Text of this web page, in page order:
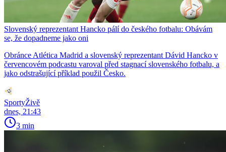
Slovenský reprezentant Hancko pálí do českého fotbalu: Obávám
se, že dopadneme jako oni
Obránce Atlética Madrid a slovenský reprezentant Dávid Hancko v
červencovém podcastu varoval před stagnací slovenského fotbalu, a
jako odstrašující příklad použil Česko.
SportyŽivě
dnes, 21:43
3 min